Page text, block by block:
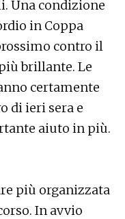
Una condizione
in Coppa
contro il
brillante. Le
certamente
di ieri sera e
aiuto in più.
più organizzata
In avvio